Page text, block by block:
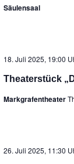
Säulensaal
18. Juli 2025, 19:00
Theaterstück
Markgrafentheater
26. Juli 2025, 11:30